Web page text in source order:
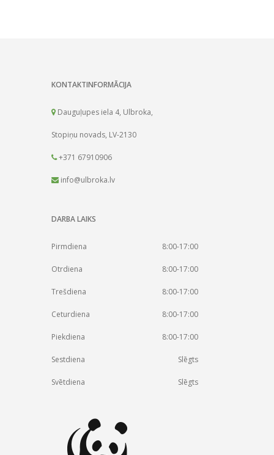
KONTAKTINFORMĀCIJA
Dauguļupes iela 4, Ulbroka,
Stopiņu novads, LV-2130
+371 67910906
info@ulbroka.lv
DARBA LAIKS
Pirmdiena 8:00-17:00
Otrdiena 8:00-17:00
Trešdiena 8:00-17:00
Ceturdiena 8:00-17:00
Piekdiena 8:00-17:00
Sestdiena Slēgts
Svētdiena Slēgts